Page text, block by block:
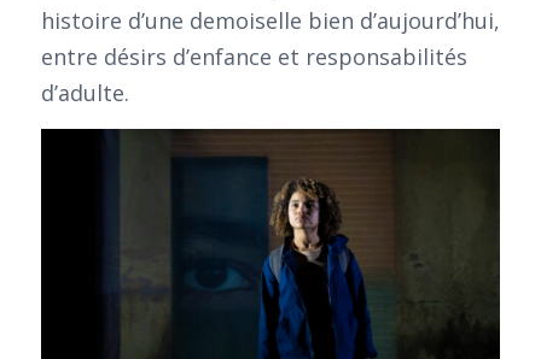
histoire d’une demoiselle bien d’aujourd’hui,
entre désirs d’enfance et responsabilités
d’adulte.